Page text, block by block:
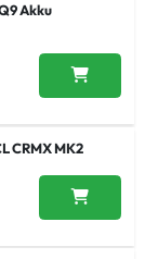
Akku
CRMX MK2